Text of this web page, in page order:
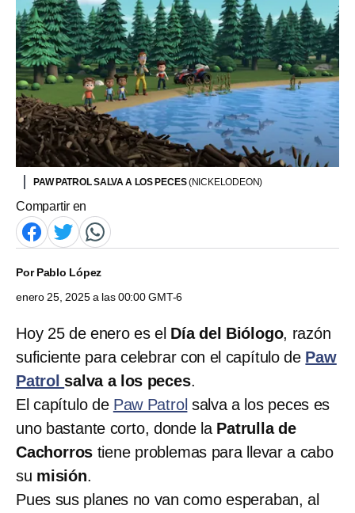
PAW PATROL SALVA A LOS PECES(NICKELODEON)
Compartir en
PorPablo López
enero 25, 2025 a las 00:00 GMT-6
Hoy 25 de enero es el Día del Biólogo, razón
suficiente para celebrar con el capítulo de Paw
Patrol salva a los peces.
El capítulo de Paw Patrol salva a los peces es
uno bastante corto, donde la Patrulla de
Cachorros tiene problemas para llevar a cabo
su misión.
Pues sus planes no van como esperaban, al